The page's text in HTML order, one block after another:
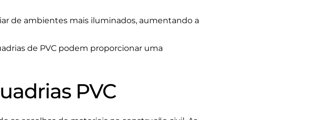
de ambientes mais iluminados, aumentando a
de PVC podem proporcionar uma
PVC